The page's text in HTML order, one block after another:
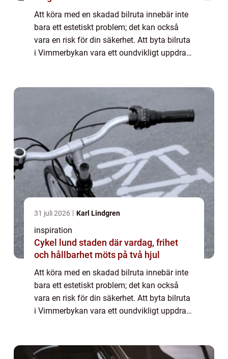
Att köra med en skadad bilruta innebär inte
bara ett estetiskt problem; det kan också
vara en risk för din säkerhet. Att byta bilruta
i Vimmerbykan vara ett oundvikligt uppdrag
31 juli 2026 Karl Lindgren
inspiration
Cykel lund staden där vardag, frihet
och hållbarhet möts på två hjul
Att köra med en skadad bilruta innebär inte
bara ett estetiskt problem; det kan också
vara en risk för din säkerhet. Att byta bilruta
i Vimmerbykan vara ett oundvikligt uppdrag